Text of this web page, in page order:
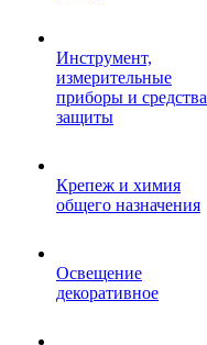
Инструмент,
измерительные
приборы и средства
защиты
Крепеж и химия
общего назначения
Освещение
декоративное